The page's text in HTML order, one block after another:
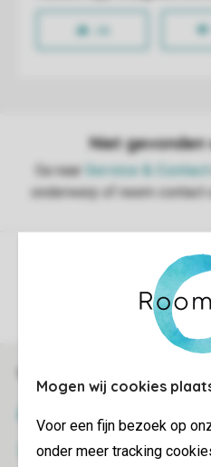
Mogen wij cookies
Voor een fijn bezoek op
onder meer tracking
Controle over jouw
Veilige